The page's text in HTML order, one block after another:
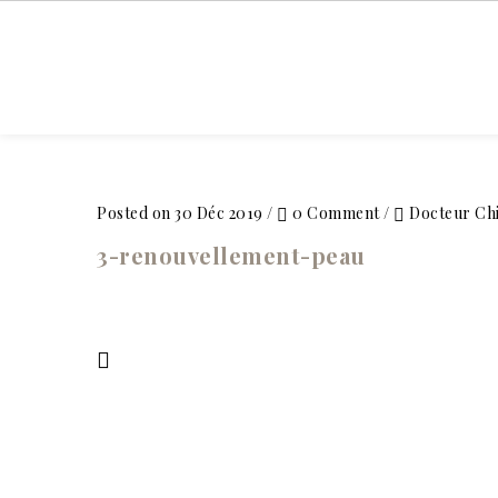
Posted on 30 Déc 2019 / 0 Comment/ Docteur
3-renouvellement-peau